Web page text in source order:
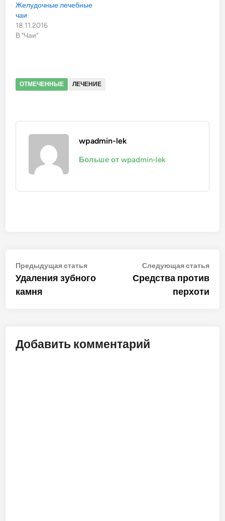
Желудочные лечебные
чаи
18.11.2016
В "Чаи"
ОТМЕЧЕННЫЕ ЛЕЧЕНИЕ
wpadmin-lek
Больше от wpadmin-lek
Навигация
по
записям
Предыдущая статьяПредыдущая
статья:
Удаления зубного
камня
Следующая статья
Средства против
перхоти
Добавить комментарий